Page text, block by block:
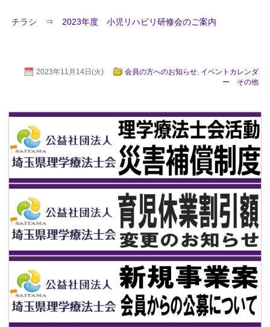
チラシ ⇒ 2023年度 小児リハビリ研修会のご案内
2023年11月14日(火) 会員の方へのお知らせ, イベントカレンダ
ー その他